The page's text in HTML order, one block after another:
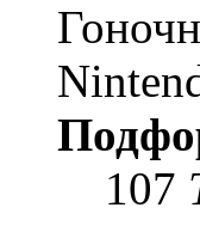
107